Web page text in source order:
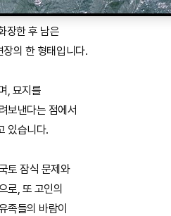
장한 후 남은
의 한 형태입니다.
, 묘지를
보낸다는 점에서
있습니다.
토 잠식 문제와
로, 또 고인의
족들의 바람이